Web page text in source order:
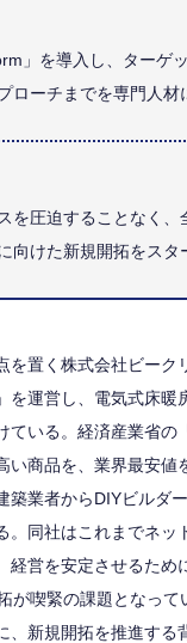
」を導入し、ターゲ
ローチまでを専門人材
を圧迫することなく、
向けた新規開拓をスタ
を置く株式会社ビーク
を運営し、電気式床暖
ている。経済産業省の
い商品を、業界最安値
築業者からDIYビルダ
。同社はこれまでネッ
経営を安定させるため
が喫緊の課題となって
、新規開拓を推進する